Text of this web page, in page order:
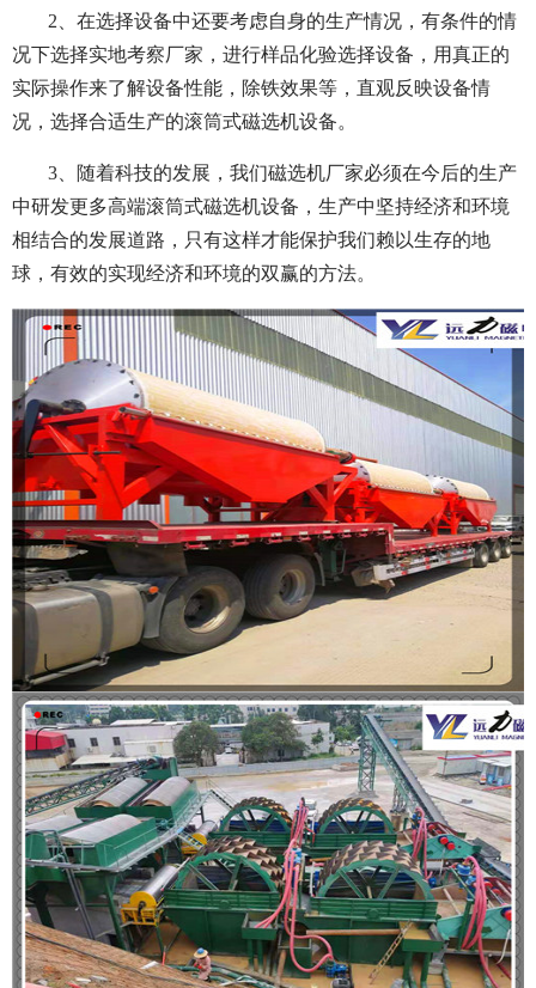
2、在选择设备中还要考虑自身的生产情况，有条件的情
况下选择实地考察厂家，进行样品化验选择设备，用真正的
实际操作来了解设备性能，除铁效果等，直观反映设备情
况，选择合适生产的滚筒式磁选机设备。
3、随着科技的发展，我们磁选机厂家必须在今后的生产
中研发更多高端滚筒式磁选机设备，生产中坚持经济和环境
相结合的发展道路，只有这样才能保护我们赖以生存的地
球，有效的实现经济和环境的双赢的方法。